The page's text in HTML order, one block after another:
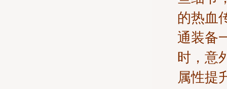
的热血
通装备
时，意
属性提